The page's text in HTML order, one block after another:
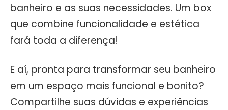
banheiro e as suas necessidades. Um box
que combine funcionalidade e estética
fará toda a diferença!
E aí, pronta para transformar seu banheiro
em um espaço mais funcional e bonito?
Compartilhe suas dúvidas e experiências